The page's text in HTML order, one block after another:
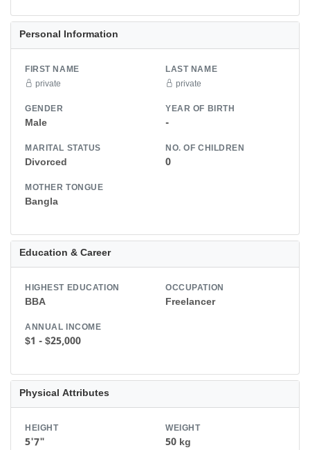
Personal Information
FIRST NAME
private
LAST NAME
private
GENDER
Male
YEAR OF BIRTH
-
MARITAL STATUS
Divorced
NO. OF CHILDREN
0
MOTHER TONGUE
Bangla
Education & Career
HIGHEST EDUCATION
BBA
OCCUPATION
Freelancer
ANNUAL INCOME
$1 - $25,000
Physical Attributes
HEIGHT
5'7"
WEIGHT
50 kg